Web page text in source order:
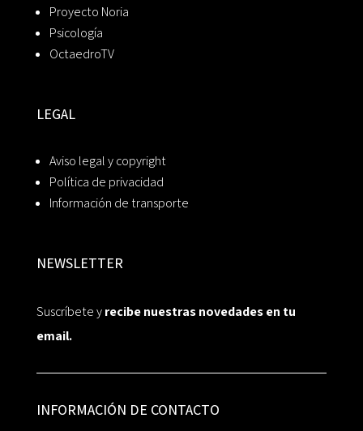
Proyecto Noria
Psicología
OctaedroTV
LEGAL
Aviso legal y copyright
Política de privacidad
Información de transporte
NEWSLETTER
Suscríbete yrecibe nuestras novedades en tu
email.
INFORMACIÓN DE CONTACTO